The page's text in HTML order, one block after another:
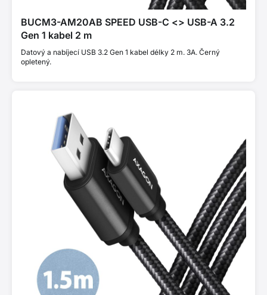
BUCM3-AM20AB SPEED USB-C <> USB-A 3.2
Gen 1 kabel 2 m
Datový a nabíjecí USB 3.2 Gen 1 kabel délky 2 m. 3A. Černý
opletený.